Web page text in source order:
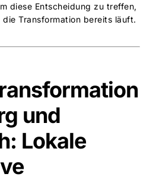
diese Entscheidung zu treffen,
die Transformation bereits läuft.
und
Lokale